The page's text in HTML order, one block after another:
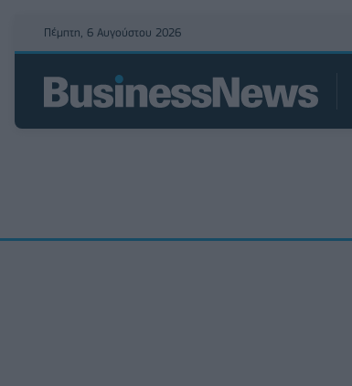
Πέμπτη, 6 Αυγούστου 2026